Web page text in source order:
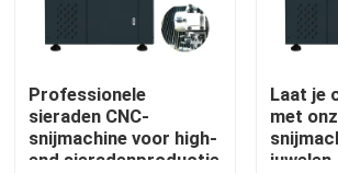
Fabriekstour
Kwaliteitscontrole
Neem contact met ons op
Professionele
sieraden CNC-
snijmachine voor high-
end sieradenproductie
Laat je
met
juwelen